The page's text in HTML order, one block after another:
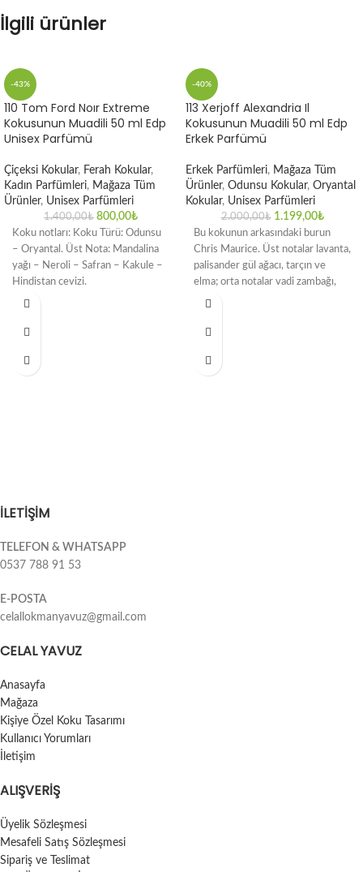
İlgili ürünler
-43%
110 Tom Ford Noır Extreme
Kokusunun Muadili 50 ml Edp
Unisex Parfümü
Çiçeksi Kokular, Ferah Kokular,
Kadın Parfümleri, Mağaza Tüm
Ürünler, Unisex Parfümleri
1.400,00₺ 800,00₺
Koku notları: Koku Türü: Odunsu
– Oryantal. Üst Nota: Mandalina
yağı – Neroli – Safran – Kakule –
Hindistan cevizi.
-40%
113 Xerjoff Alexandria Il
Kokusunun Muadili 50 ml Edp
Erkek Parfümü
Erkek Parfümleri, Mağaza Tüm
Ürünler, Odunsu Kokular, Oryantal
Kokular, Unisex Parfümleri
2.000,00₺ 1.199,00₺
Bu kokunun arkasındaki burun
Chris Maurice. Üst notalar lavanta,
palisander gül ağacı, tarçın ve
elma; orta notalar vadi zambağı,
gül ve
İLETİŞİM
TELEFON & WHATSAPP
0537 788 91 53
E-POSTA
celallokmanyavuz@gmail.com
CELAL YAVUZ
Anasayfa
Mağaza
Kişiye Özel Koku Tasarımı
Kullanıcı Yorumları
İletişim
ALIŞVERIŞ
Üyelik Sözleşmesi
Mesafeli Satış Sözleşmesi
Sipariş ve Teslimat